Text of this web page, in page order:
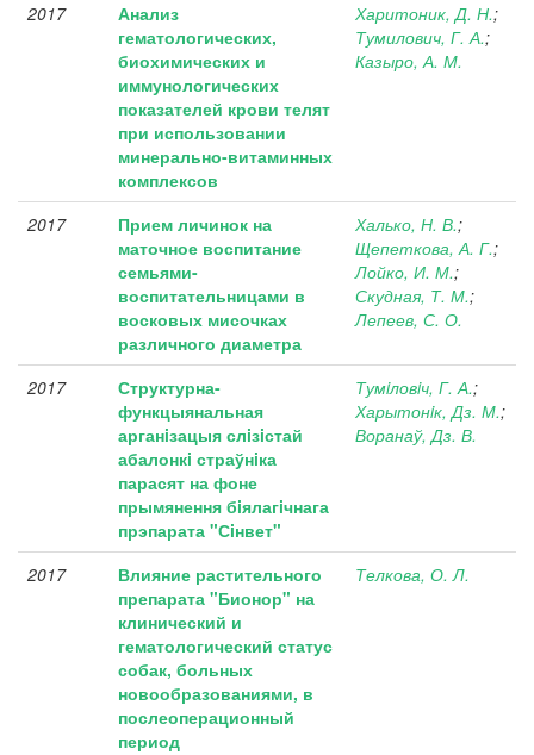
2017
Анализ
гематологических,
биохимических и
иммунологических
показателей крови телят
при использовании
минерально-витаминных
комплексов
Харитоник, Д. Н.;
Тумилович, Г. А.;
Казыро, А. М.
2017
Прием личинок на
маточное воспитание
семьями-
воспитательницами в
восковых мисочках
различного диаметра
Халько, Н. В.;
Щепеткова, А. Г.;
Лойко, И. М.;
Скудная, Т. М.;
Лепеев, С. О.
2017
Структурна-
функцыянальная
арганiзацыя слiзiстай
абалонкi страўнiка
парасят на фоне
прымянення бiялагiчнага
прэпарата "Сiнвет"
Тумiловiч, Г. А.;
Харытонiк, Дз. М.;
Воранаў, Дз. В.
2017
Влияние растительного
препарата "Бионор" на
клинический и
гематологический статус
собак, больных
новообразованиями, в
послеоперационный
период
Телкова, О. Л.